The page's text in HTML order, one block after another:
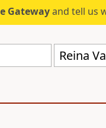
Gatewayand tell us
Reina